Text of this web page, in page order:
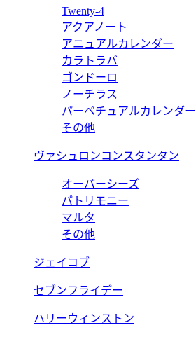
Twenty-4
アクアノート
アニュアルカレンダー
カラトラバ
ゴンドーロ
ノーチラス
パーペチュアルカレンダー
その他
ヴァシュロンコンスタンタン
オーバーシーズ
パトリモニー
マルタ
その他
ジェイコブ
セブンフライデー
ハリーウィンストン